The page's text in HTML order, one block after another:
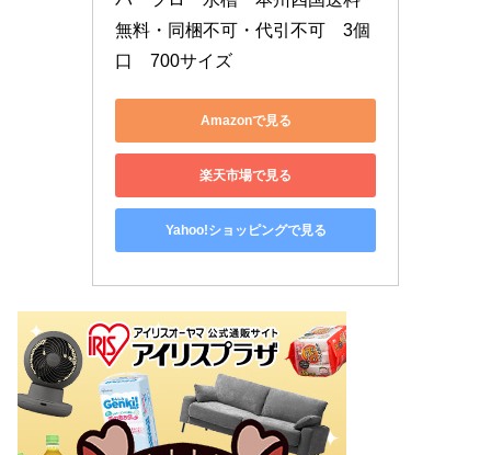
無料・同梱不可・代引不可　3個
口　700サイズ
Amazonで見る
楽天市場で見る
Yahoo!ショッピングで見る